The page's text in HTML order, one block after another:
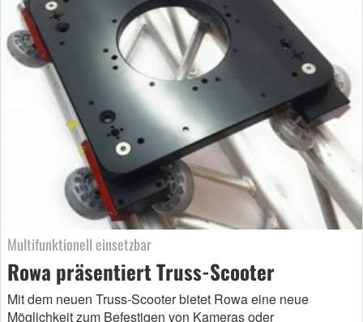
Multifunktionell einsetzbar
Rowa präsentiert Truss-Scooter
Mit dem neuen Truss-Scooter bietet Rowa eine neue
Möglichkeit zum Befestigen von Kameras oder